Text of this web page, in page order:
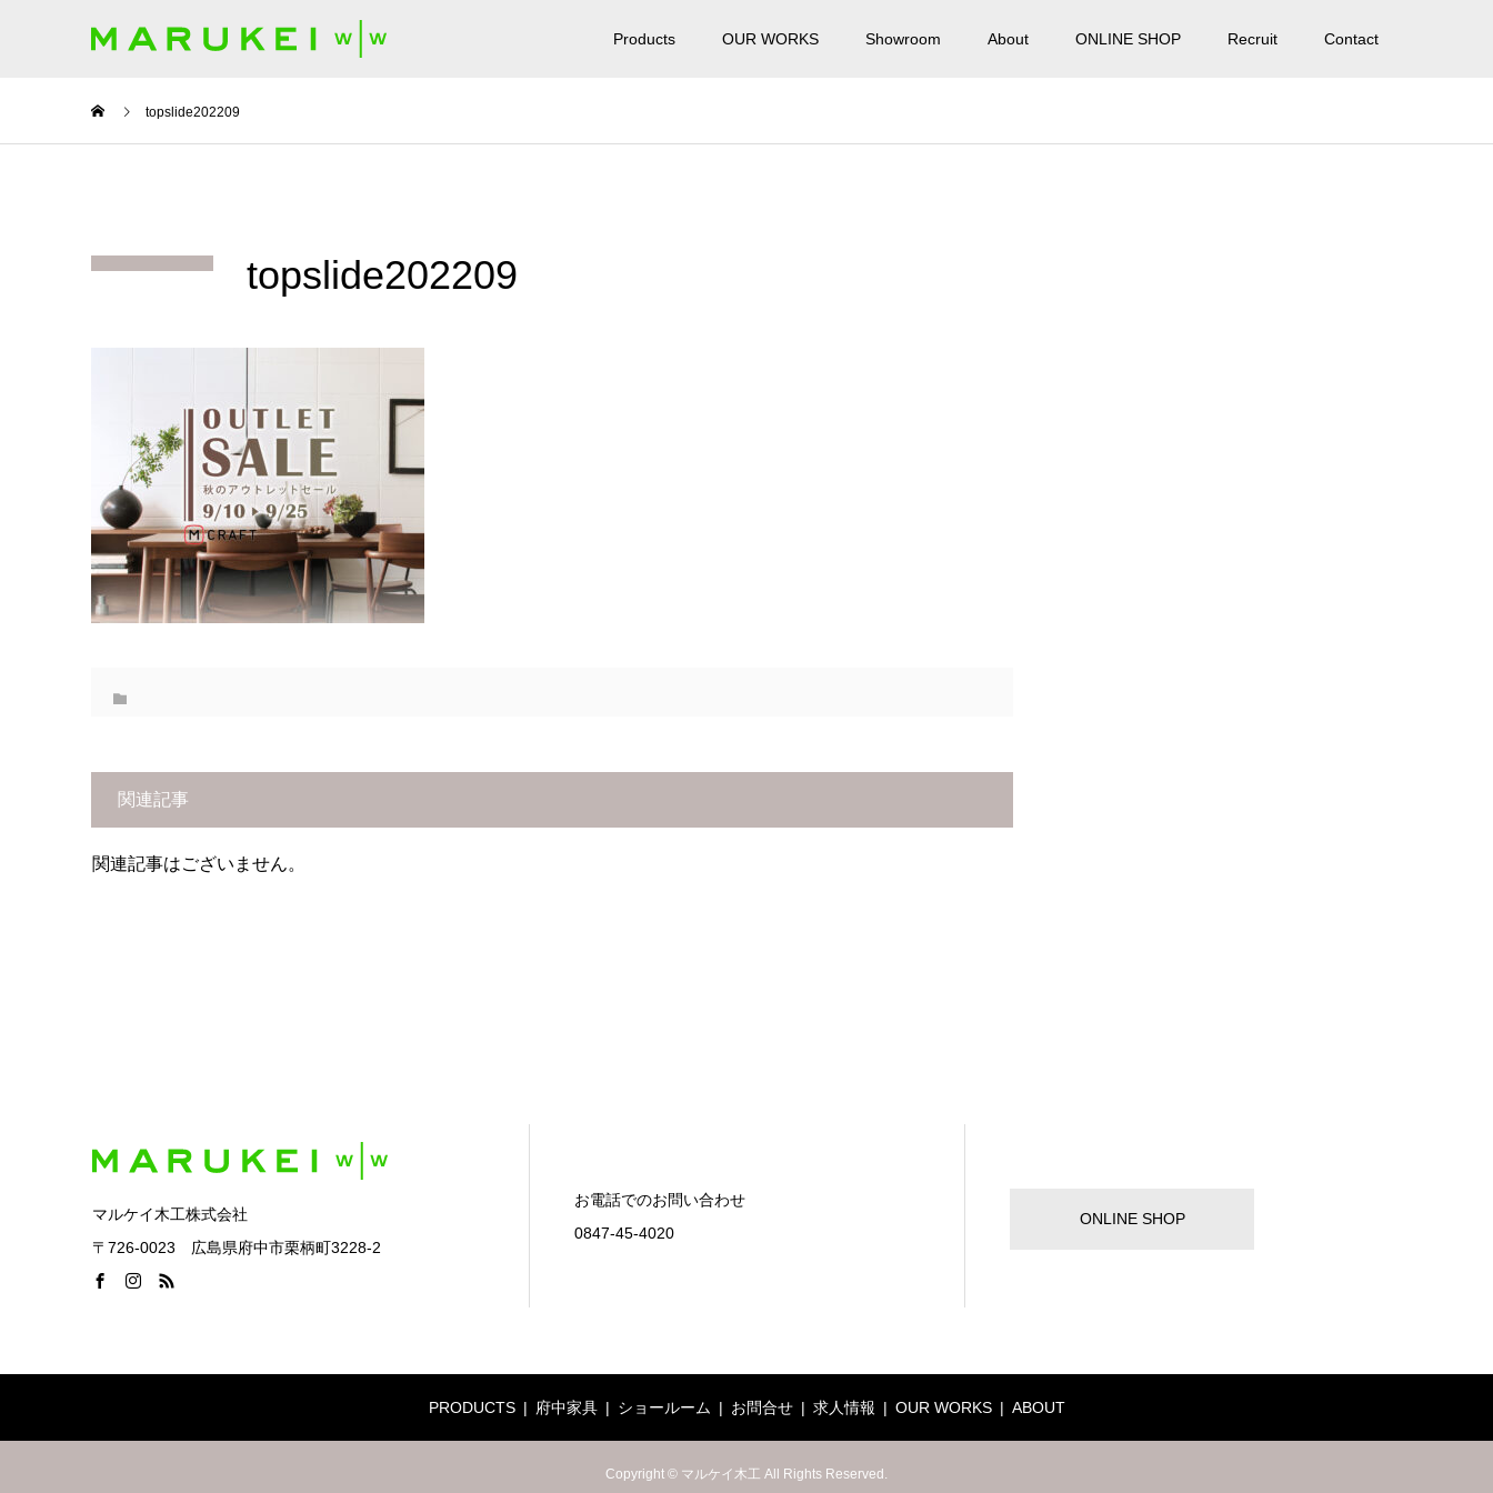
Products OUR WORKS Showroom About ONLINE SHOP Recruit Contact
topslide202209
topslide202209
関連記事
関連記事はございません。
マルケイ木工株式会社
〒726-0023 広島県府中市栗柄町3228-2
お電話でのお問い合わせ
0847-45-4020
ONLINE SHOP
PRODUCTS 府中家具 ショールーム お問合せ 求人情報 OUR WORKS ABOUT
Copyright © マルケイ木工 All Rights Reserved.